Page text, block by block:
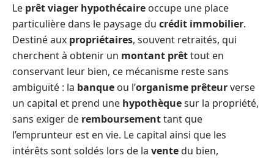
Le prêt viager hypothécaire occupe une place
particulière dans le paysage du crédit immobilier.
Destiné aux propriétaires, souvent retraités, qui
cherchent à obtenir un montant prêttout en
conservant leur bien, ce mécanisme reste sans
ambiguïté : la banque ou l’organisme prêteurverse
un capital et prend une hypothèquesur la propriété,
sans exiger de remboursementtant que
l’emprunteur est en vie. Le capital ainsi que les
intérêts sont soldés lors de la ventedu bien,